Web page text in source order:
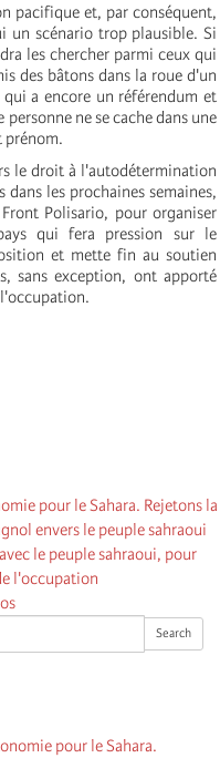
Search
pour le Sahara.
pacifique et, par conséquent,
un scénario trop plausible. Si
les chercher parmi ceux qui
des bâtons dans la roue d'un
a encore un référendum et
ne se cache dans une
prénom.
le droit à l'autodétermination
les prochaines semaines,
Polisario, pour organiser
qui fera pression sur le
et mette fin au soutien
sans exception, ont apporté
pour le Sahara. Rejetons la
envers le peuple sahraoui
le peuple sahraoui, pour
l'occupation